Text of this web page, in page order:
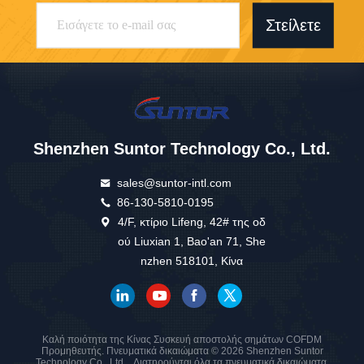
Στείλετε
Shenzhen Suntor Technology Co., Ltd.
sales@suntor-intl.com
86-130-5810-0195
4/F, κτίριο Lifeng, 42# της οδ
ού Liuxian 1, Bao'an 71, She
nzhen 518101, Κίνα
Καλή ποιότητα της Κίνας Συσκευή αποστολής σημάτων COFDM
Προμηθευτής. Πνευματικά δικαιώματα © 2026 Shenzhen Suntor